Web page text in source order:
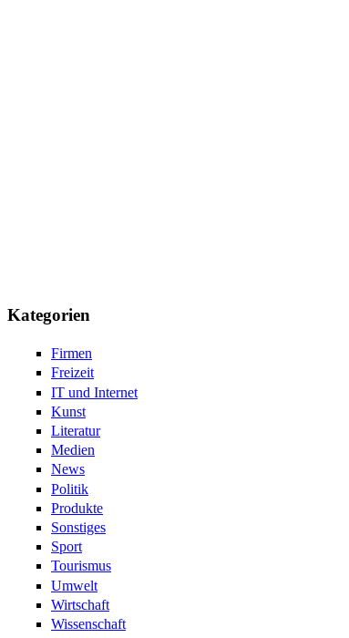
Kategorien
Firmen
Freizeit
IT und Internet
Kunst
Literatur
Medien
News
Politik
Produkte
Sonstiges
Sport
Tourismus
Umwelt
Wirtschaft
Wissenschaft